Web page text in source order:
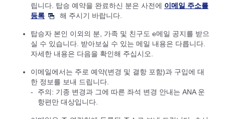
립니다. 탑승 예약을 완료하신 분은 사전에 이메일 주소를
등록
해 주시기 바랍니다.
탑승자 본인 이외의 분, 가족 및 친구도 e메일 공지를 받으
실 수 있습니다. 받아보실 수 있는 메일 내용은 다릅니다.
자세한 내용은 다음을 확인해 주십시오.
이메일에서는 주로 예약(변경 및 결항 포함)과 구입에 대
한 정보를 보내 드립니다.
주의: 기종 변경과 그에 따른 좌석 변경 안내는 ANA 운
항편만 대상입니다.